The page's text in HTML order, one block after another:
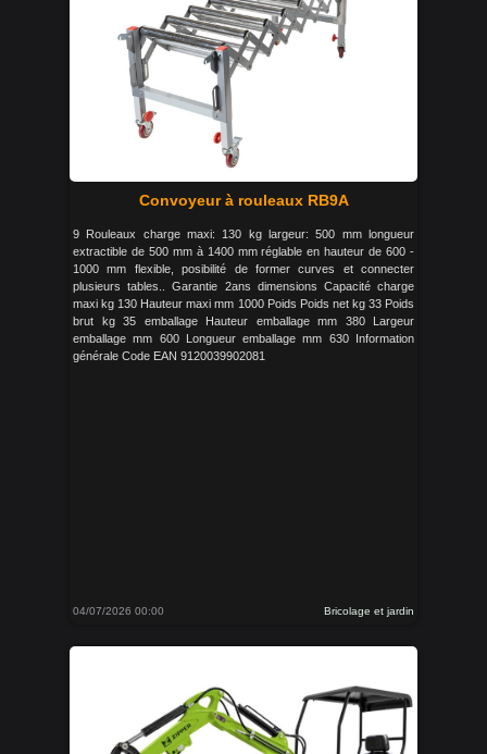
Convoyeur à rouleaux RB9A
9 Rouleaux charge maxi: 130 kg largeur: 500 mm longueur
extractible de 500 mm à 1400 mm réglable en hauteur de 600 -
1000 mm flexible, posibilité de former curves et connecter
plusieurs tables.. Garantie 2ans dimensions Capacité charge
maxi kg 130 Hauteur maxi mm 1000 Poids Poids net kg 33 Poids
brut kg 35 emballage Hauteur emballage mm 380 Largeur
emballage mm 600 Longueur emballage mm 630 Information
générale Code EAN 9120039902081
04/07/2026 00:00 Bricolage et jardin